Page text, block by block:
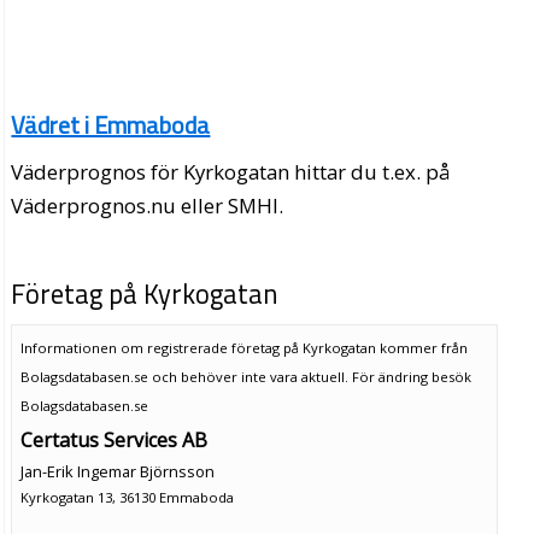
Vädret i Emmaboda
Väderprognos för Kyrkogatan hittar du t.ex. på
Väderprognos.nu eller SMHI.
Företag på Kyrkogatan
Informationen om registrerade företag på Kyrkogatan kommer från
Bolagsdatabasen.se och behöver inte vara aktuell. För ändring besök
Bolagsdatabasen.se
Certatus Services AB
Jan-Erik Ingemar Björnsson
Kyrkogatan 13, 36130 Emmaboda